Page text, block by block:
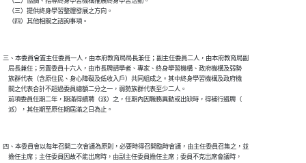
    （三）提供終身學習整體發展之方向。
三、本委員會置主任委員一人，由本府教育局局長兼任；副主任委員二人，由本府教育局副
    局長兼任；另置委員十六人，由市長聘請學者、專家、終身學習機構、政府機構及弱勢
    族群代表（含原住民、身心障礙及低收入戶）共同組成之。其中終身學習機構及政府機
    關之代表合計不超過委員總額二分之一，弱勢族群代表至少二人。
    前項委員任期二年，期滿得續聘（派）之，任期內因職務異動或出缺時，得補行遴聘（
四、本委員會以每年召開二次會議為原則，必要時得召開臨時會議，由主任委員召集之，並
    擔任主席；主任委員因故不能出席時，由副主任委員擔任主席；委員不克出席會議時，